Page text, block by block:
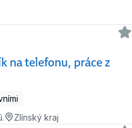
na telefonu, práce z
Zlínský kraj